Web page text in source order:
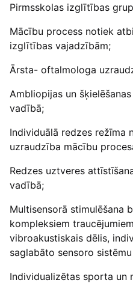
Pirmsskolas izglītības
Mācību process notiek
izglītības vajadzībām;
Ārsta- oftalmologa
Ambliopijas un
vadībā;
Individuālā redzes režīma
uzraudzība mācību
Redzes uztveres
vadībā;
Multisensorā stimulēšana
kompleksiem
vibroakustiskais dēlis,
saglabāto sensoro
Individualizētas sporta un